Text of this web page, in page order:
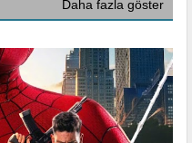
Daha fazla göster